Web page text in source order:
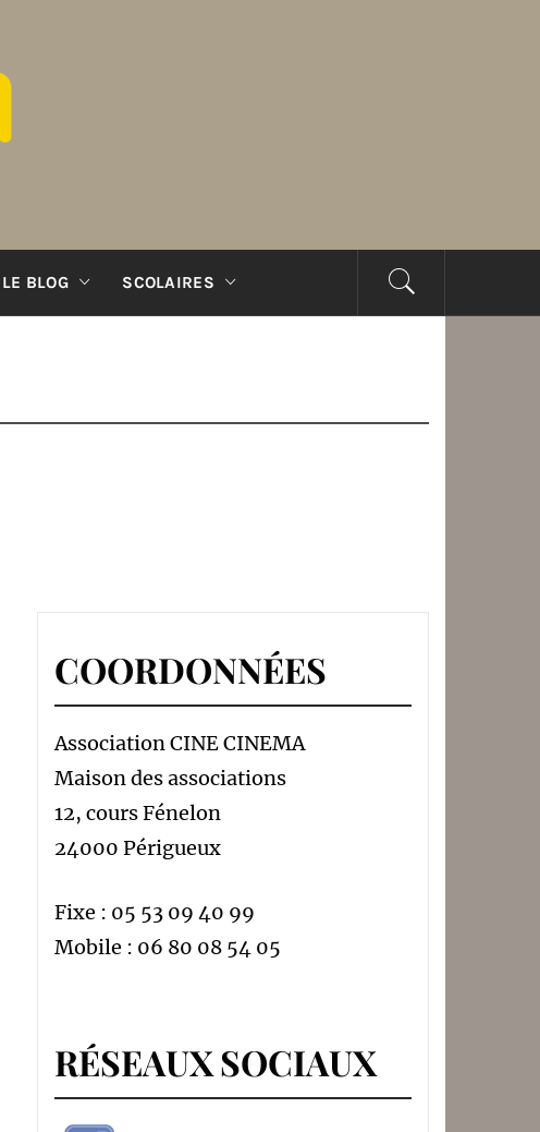
LE BLOG SCOLAIRES
COORDONNÉES
Association CINE CINEMA
Maison des associations
12, cours Fénelon
24000 Périgueux
Fixe : 05 53 09 40 99
Mobile : 06 80 08 54 05
RÉSEAUX SOCIAUX